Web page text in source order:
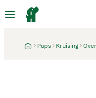
Pups Kruising